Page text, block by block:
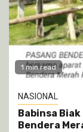
1 min read
NASIONAL
Babinsa
Bendera